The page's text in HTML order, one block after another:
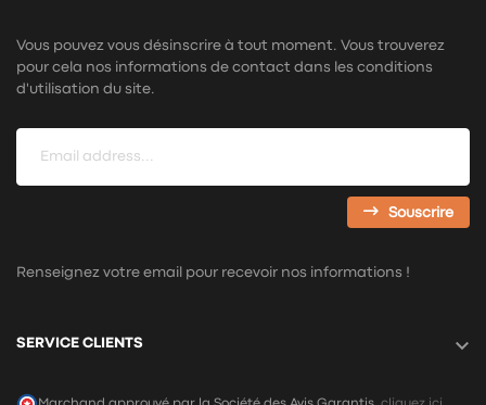
Vous pouvez vous désinscrire à tout moment. Vous trouverez
pour cela nos informations de contact dans les conditions
d'utilisation du site.
Souscrire
Renseignez votre email pour recevoir nos informations !
SERVICE CLIENTS 